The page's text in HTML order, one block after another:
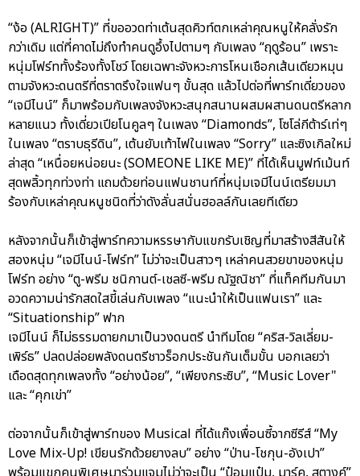
“ง้อ (ALRIGHT)” ที่ขออวดท่าเต้นสุดคิวท์ตกเหล่าคุณหนูให้คลั่งรัก
กว่าเดิม แต่ที่คาดไม่ถึงทำคนดูอึ้งไปตามๆ กับเพลง “ฤดูร้อน” เพราะ
หนุ่มโฟร์ททั้งร้องทั้งโชว์ โดยเฉพาะจังหวะการโหนเชือกเส้นเดียวหมุน
ตามจังหวะดนตรีที่ตราตรึงใจแฟนๆ ขั้นสุด แล้วไปต่อที่พาร์ทเดี่ยวของ
“เจมีไนน์” ก็มาพร้อมกับเพลงจังหวะสนุกสนานผสมผสานดนตรีหลาก
หลายแนว ทั้งเดี่ยวเปียโนคูลๆ ในเพลง “Diamonds”, โซโล่กีต้าร์เท่ๆ
ในเพลง “ตราบธุรีดิน”, เต้นยับเท้าไฟในเพลง “Sorry” และซิงเกิลใหม่
ล่าสุด “เหนื่อยหน่อยนะ (SOMEONE LIKE ME)” ที่ได้เห็นมูฟท์เม้นท์
สุดพลิ้วทุกท่วงท่า แถมด้วยท่อนแฟนชานท์ที่หนุ่มเจมีไนน์เตรียมมา
ร้องกับเหล่าคุณหนูชนิดที่ว่าดังลั่นสนั่นฮอลล์กันเลยทีเดียว
หลังจากนั้นก็เข้าสู่พาร์ทความหรรษากับแขกรับเชิญที่มาสร้างสีสันให้
สองหนุ่ม “เจมีไนน์-โฟร์ท” ไม่ว่าจะเป็นสาวๆ เหล่าคนสวยขาของหนุ่ม
โฟร์ท อย่าง “ตู-พรีม ชนิกานต์-เชลซี-พรีม ณัฐณิชา” ที่แท็คทีมกันมา
อวดความน่ารักสดใสขี้เล่นกับเพลง “แนะนำให้เป็นแฟนเรา” และ
“Situationship” ฟาก
เจมีไนน์ ก็ไม่ธรรมดายกมาเป็นวงดนตรี นำทีมโดย “คริส-วิลเลี่ยม-
เพิร์ธ” ปลดปล่อยพลังดนตรีชาวร็อกประชันกันเต็มขั้น บอกเลยว่า
เดือดสุดทุกเพลงทั้ง “อย่างน้อย”, “เพียงกระซิบ”, “Music Lover"
และ “คุกเข่า”
ต่อจากนั้นก็เข้าสู่พาร์ทของ Musical ที่ได้แก๊งเพื่อนซี้จากซีรีส์ “My
Love Mix-Up! เขียนรักด้วยยางลบ” อย่าง “ป่าน-โชกุน-อังเปา”